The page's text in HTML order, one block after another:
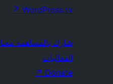
WordPress.tv
↗
شارك بالمساهمة معنا
الفعاليات
Donate
↗